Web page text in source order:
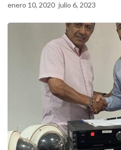
enero 10, 2020 julio 6, 2023